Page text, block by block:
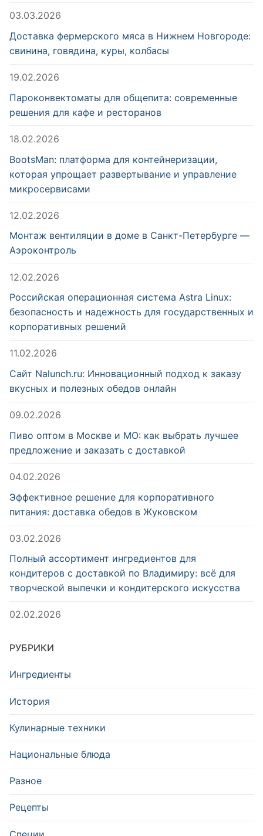
03.03.2026
Доставка фермерского мяса в Нижнем Новгороде:
свинина, говядина, куры, колбасы
19.02.2026
Пароконвектоматы для общепита: современные
решения для кафе и ресторанов
18.02.2026
BootsMan: платформа для контейнеризации,
которая упрощает развертывание и управление
микросервисами
12.02.2026
Монтаж вентиляции в доме в Санкт-Петербурге —
Аэроконтроль
12.02.2026
Российская операционная система Astra Linux:
безопасность и надежность для государственных и
корпоративных решений
11.02.2026
Сайт Nalunch.ru: Инновационный подход к заказу
вкусных и полезных обедов онлайн
09.02.2026
Пиво оптом в Москве и МО: как выбрать лучшее
предложение и заказать с доставкой
04.02.2026
Эффективное решение для корпоративного
питания: доставка обедов в Жуковском
03.02.2026
Полный ассортимент ингредиентов для
кондитеров с доставкой по Владимиру: всё для
творческой выпечки и кондитерского искусства
02.02.2026
РУБРИКИ
Ингредиенты
История
Кулинарные техники
Национальные блюда
Разное
Рецепты